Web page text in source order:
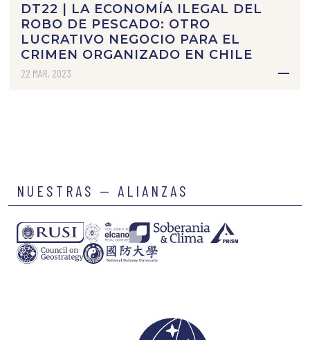
DT22 | LA ECONOMÍA ILEGAL DEL
ROBO DE PESCADO: OTRO
LUCRATIVO NEGOCIO PARA EL
CRIMEN ORGANIZADO EN CHILE
22 MAR, 2023
NUESTRAS — ALIANZAS